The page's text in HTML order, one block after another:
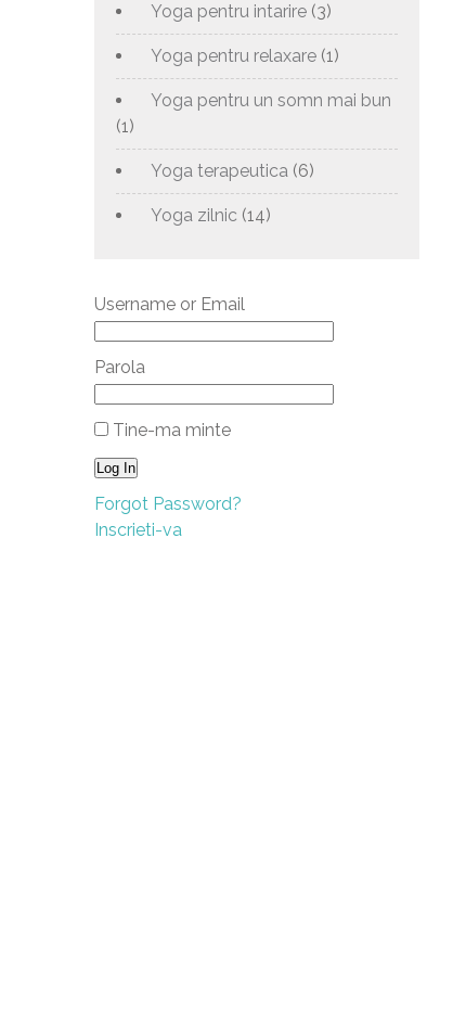
Yoga pentru intarire (3)
Yoga pentru relaxare (1)
Yoga pentru un somn mai bun
(1)
Yoga terapeutica (6)
Yoga zilnic (14)
Username or Email
Parola
Tine-ma minte
Forgot Password?
Inscrieti-va